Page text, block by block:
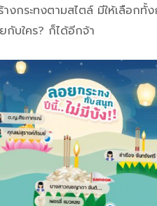
างกระทงตามสไตล์ มีให้เลือก
กับใคร? ก็ได้อีกจ้า